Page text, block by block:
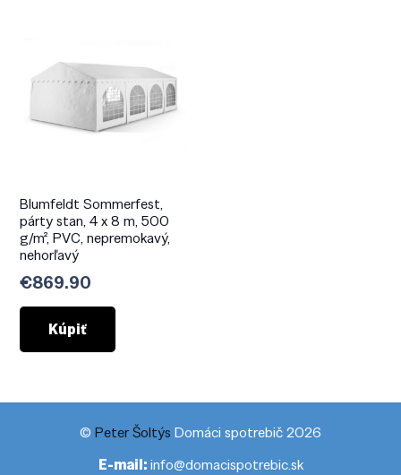
Blumfeldt Sommerfest,
párty stan, 4 x 8 m, 500
g/m², PVC, nepremokavý,
nehorľavý
€869.90
Kúpiť
© Peter Šoltýs Domáci spotrebič 2026
E-mail:info@domacispotrebic.sk